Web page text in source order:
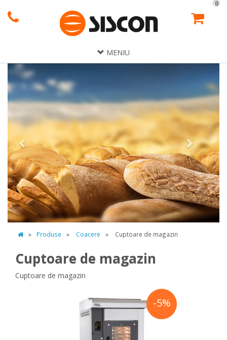
0
MENIU
Previous Next
» Produse » Coacere » Cuptoare de magazin
Cuptoare de magazin
Cuptoare de magazin
-5%